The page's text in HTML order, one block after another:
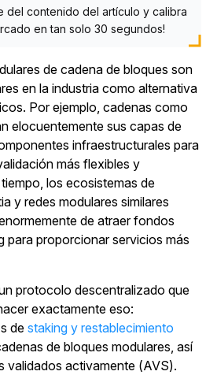
del contenido del artículo y calibra
en tan solo 30 segundos!
de cadena de bloques son
en la industria como alternativa
Por ejemplo, cadenas como
elocuentemente sus capas de
infraestructurales para
más flexibles y
los ecosistemas de
y redes modulares similares
de atraer fondos
para proporcionar servicios más
protocolo descentralizado que
exactamente eso:
destaking y restablecimiento
de bloques modulares, así
validados activamente (AVS).